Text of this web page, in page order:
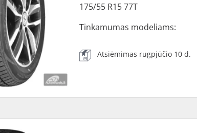
175/55 R15 77T
Tinkamumas modeliams:
Atsiėmimas rugpjūčio 10 d.